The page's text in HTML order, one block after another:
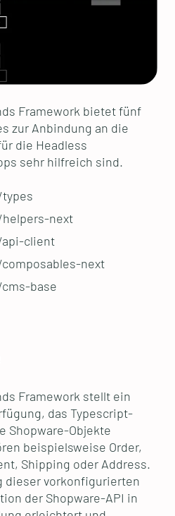
Framework bietet fünf
zur Anbindung an die
die Headless
sehr hilfreich sind.
helpers-next
api-client
next
base
Framework stellt ein
das Typescript-
Shopware-Objekte
beispielsweise Order,
Shipping oder Address.
dieser vorkonfigurierten
der Shopware-API in